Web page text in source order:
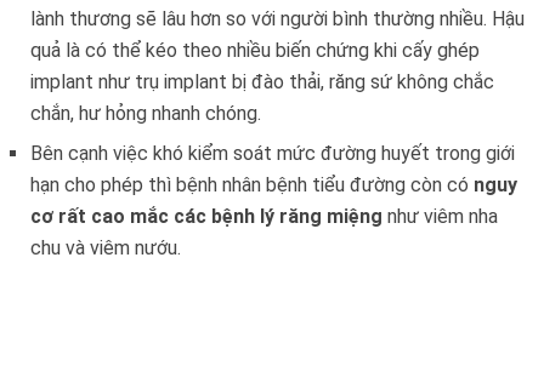
lành thương sẽ lâu hơn so với người bình thường nhiều. Hậu
quả là có thể kéo theo nhiều biến chứng khi cấy ghép
implant như trụ implant bị đào thải, răng sứ không chắc
chắn, hư hỏng nhanh chóng.
Bên cạnh việc khó kiểm soát mức đường huyết trong giới
hạn cho phép thì bệnh nhân bệnh tiểu đường còn có nguy
cơ rất cao mắc các bệnh lý răng miệng như viêm nha
chu và viêm nướu.